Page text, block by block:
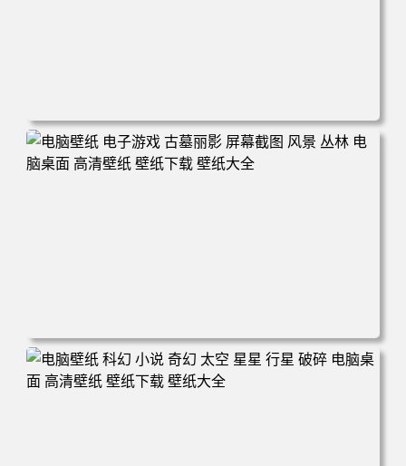
电脑壁纸 游戏 风景 未来主义 汽车 电脑桌面 高清壁纸 壁纸
下载 壁纸大全
电脑壁纸 电子游戏 古墓丽影 屏幕截图 风景 丛林 电脑桌面
高清壁纸 壁纸下载 壁纸大全